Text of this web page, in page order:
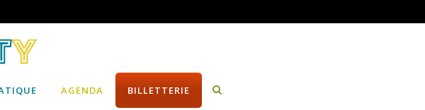
AGENDA BILLETTERIE